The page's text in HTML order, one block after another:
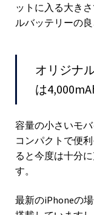
ットに入る大き
ルバッテリーの
オリジナ
は
容量の小さいモ
コンパクトで便
ると今度は十分
す。
最新のiPhoneの